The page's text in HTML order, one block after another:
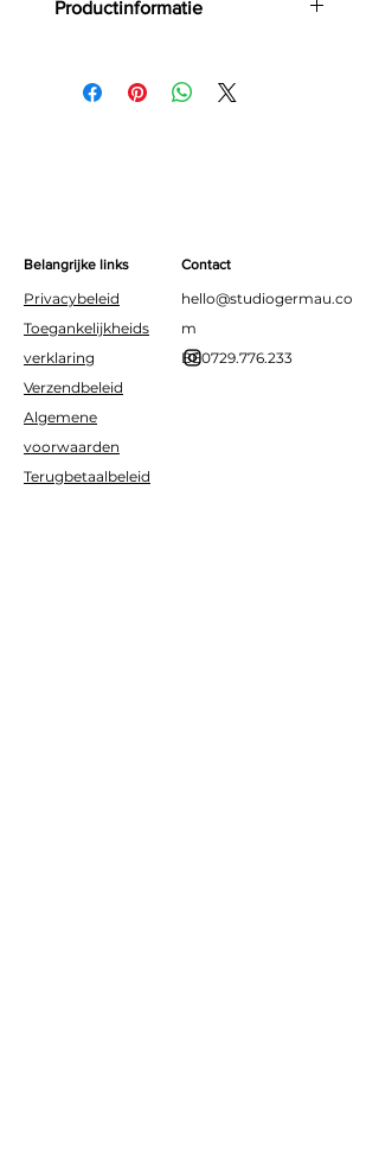
gedraaide design zijn ze een
kinderfeestjes of andere
Productinformatie
Lengte: ca. 8.5 cm
Belangrijke links
Privacybeleid
Toegankelijkheids
verklaring
Verzendbeleid
Algemene
voorwaarden
Terugbetaalbeleid
Contact
hello@studiogermau.co
m
BE0729.776.233